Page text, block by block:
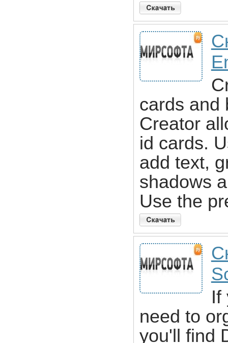
cards and
Creator
id cards.
add text,
shadows
Use the
If
need to
you'll find